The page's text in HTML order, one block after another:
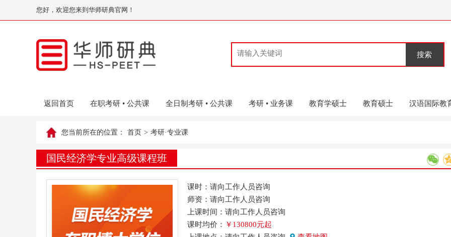
您好，欢迎您来到华师研典官网！
搜索
返回首页 在职考研 • 公共课 全日制考研 • 公共课 考研 • 业务课 教育学硕士 教育硕士 汉语国际教
您当前所在的位置： 首页 > 考研·专业课
国民经济学专业高级课程班
课时：请向工作人员咨询
师资：请向工作人员咨询
上课时间：请向工作人员咨询
课时均价：
￥130800元起